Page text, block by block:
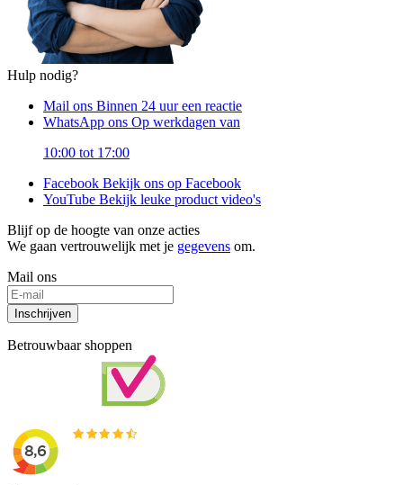
Hulp nodig?
Mail ons Binnen 24 uur een reactie
WhatsApp ons Op werkdagen van
10:00 tot 17:00
Facebook Bekijk ons op Facebook
YouTube Bekijk leuke product video's
Blijf op de hoogte van onze acties
We gaan vertrouwelijk met je gegevens om.
Mail ons
Inschrijven
Betrouwbaar shoppen